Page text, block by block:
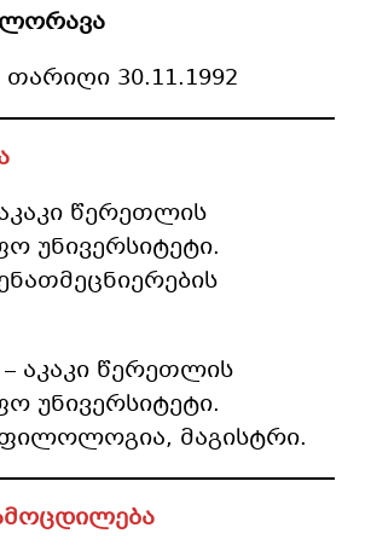
30.11.1992
წერეთლის
უნივერსიტეტი.
– აკაკი წერეთლის
უნივერსიტეტი.
მაგისტრი.